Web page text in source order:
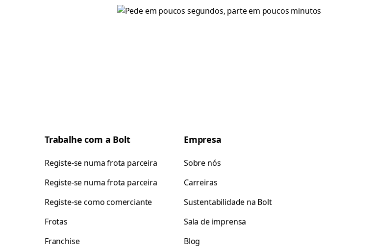
Trabalhe com a Bolt
Registe-se numa frota parceira
Registe-se numa frota parceira
Registe-se como comerciante
Frotas
Franchise
Empresa
Sobre nós
Carreiras
Sustentabilidade na Bolt
Sala de imprensa
Blog